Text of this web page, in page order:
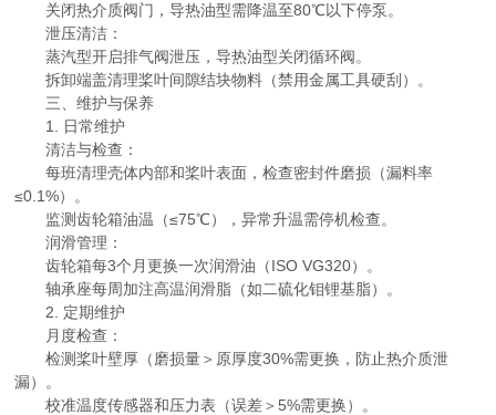
关闭热介质阀门，导热油型需降温至80℃以下停泵。
泄压清洁：
蒸汽型开启排气阀泄压，导热油型关闭循环阀。
拆卸端盖清理桨叶间隙结块物料（禁用金属工具硬刮）。
三、维护与保养
1. 日常维护
清洁与检查：
每班清理壳体内部和桨叶表面，检查密封件磨损（漏料率
≤0.1%）。
监测齿轮箱油温（≤75℃），异常升温需停机检查。
润滑管理：
齿轮箱每3个月更换一次润滑油（ISO VG320）。
轴承座每周加注高温润滑脂（如二硫化钼锂基脂）。
2. 定期维护
月度检查：
检测桨叶壁厚（磨损量＞原厚度30%需更换，防止热介质泄
漏）。
校准温度传感器和压力表（误差＞5%需更换）。